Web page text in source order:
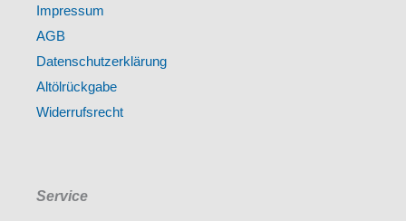
Impressum
AGB
Datenschutzerklärung
Altölrückgabe
Widerrufsrecht
Service